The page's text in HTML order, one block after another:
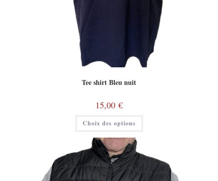
Tee shirt Bleu nuit
15,00 €
Choix des options